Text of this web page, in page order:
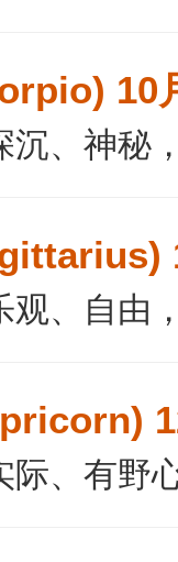
10
沉、神秘
观、自由
际、有野